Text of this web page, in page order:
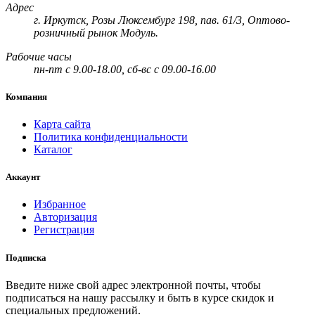
Адрес
г. Иркутск, Розы Люксембург 198, пав. 61/3, Оптово-
розничный рынок Модуль.
Рабочие часы
пн-пт с 9.00-18.00, сб-вс с 09.00-16.00
Компания
Карта сайта
Политика конфиденциальности
Каталог
Аккаунт
Избранное
Авторизация
Регистрация
Подписка
Введите ниже свой адрес электронной почты, чтобы
подписаться на нашу рассылку и быть в курсе скидок и
специальных предложений.